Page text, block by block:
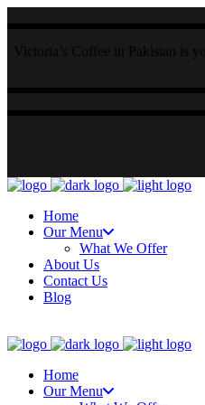
Victoria’s Coffee in Pakistan is
Home
Our Menu
What We Offer
About Us
Contact Us
Blog
Home
Our Menu